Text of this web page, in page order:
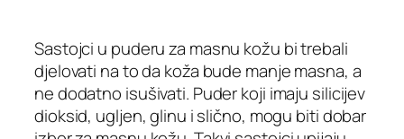
Sastojci u puderu za masnu kožu bi trebali
djelovati na to da koža bude manje masna, a
ne dodatno isušivati. Puder koji imaju silicijev
dioksid, ugljen, glinu i slično, mogu biti dobar